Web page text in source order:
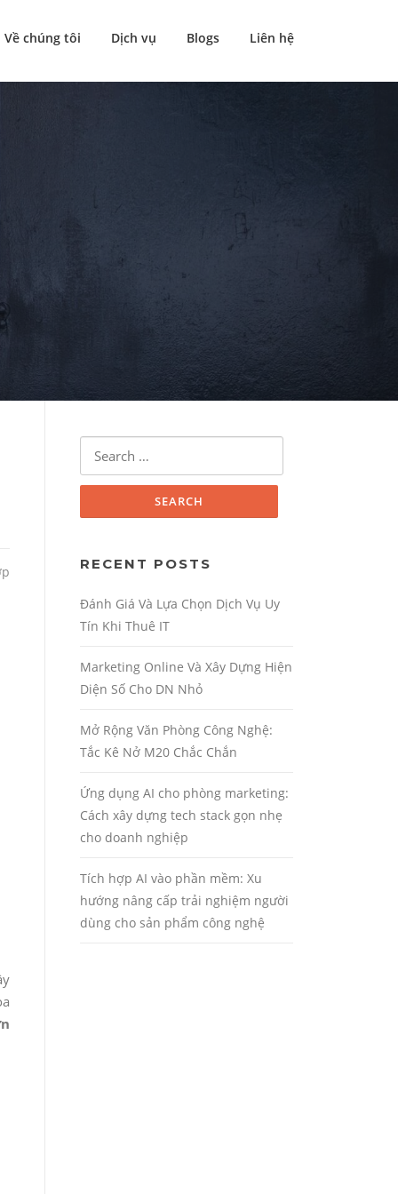
Về chúng tôi Dịch vụ Blogs Liên hệ
Search for:
RECENT POSTS
Đánh Giá Và Lựa Chọn Dịch Vụ Uy
Tín Khi Thuê IT
Marketing Online Và Xây Dựng Hiện
Diện Số Cho DN Nhỏ
Mở Rộng Văn Phòng Công Nghệ:
Tắc Kê Nở M20 Chắc Chắn
Ứng dụng AI cho phòng marketing:
Cách xây dựng tech stack gọn nhẹ
cho doanh nghiệp
Tích hợp AI vào phần mềm: Xu
hướng nâng cấp trải nghiệm người
dùng cho sản phẩm công nghệ